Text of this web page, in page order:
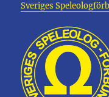
Sveriges